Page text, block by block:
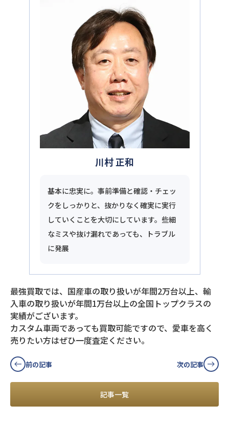
川村 正和
基本に忠実に。事前準備と確認・チェッ
クをしっかりと、抜かりなく確実に実行
していくことを大切にしています。些細
なミスや抜け漏れであっても、トラブル
に発展
最強買取では、国産車の取り扱いが年間2万台以上、輸
入車の取り扱いが年間1万台以上の全国トップクラスの
実績がございます。
カスタム車両であっても買取可能ですので、愛車を高く
売りたい方はぜひ一度査定ください。
前の記事
記事一覧
次の記事